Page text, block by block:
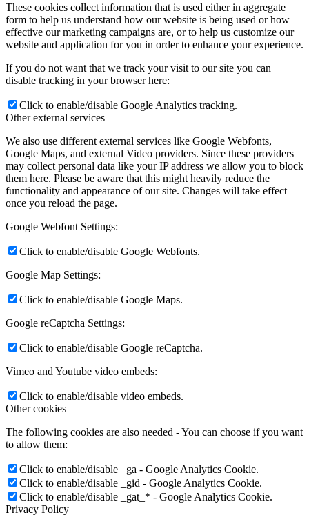
These cookies collect information that is used either in aggregate
form to help us understand how our website is being used or how
effective our marketing campaigns are, or to help us customize our
website and application for you in order to enhance your experience.
If you do not want that we track your visit to our site you can
disable tracking in your browser here:
Click to enable/disable Google Analytics tracking.
Other external services
We also use different external services like Google Webfonts,
Google Maps, and external Video providers. Since these providers
may collect personal data like your IP address we allow you to block
them here. Please be aware that this might heavily reduce the
functionality and appearance of our site. Changes will take effect
once you reload the page.
Google Webfont Settings:
Click to enable/disable Google Webfonts.
Google Map Settings:
Click to enable/disable Google Maps.
Google reCaptcha Settings:
Click to enable/disable Google reCaptcha.
Vimeo and Youtube video embeds:
Click to enable/disable video embeds.
Other cookies
The following cookies are also needed - You can choose if you want
to allow them:
Click to enable/disable _ga - Google Analytics Cookie.
Click to enable/disable _gid - Google Analytics Cookie.
Click to enable/disable _gat_* - Google Analytics Cookie.
Privacy Policy